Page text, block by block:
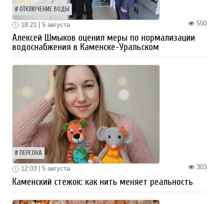
ОТКЛЮЧЕНИЕ ВОДЫ
550
18:21 | 5 августа
Алексей Шмыков оценил меры по нормализации
водоснабжения в Каменске-Уральском
ПЕРСОНА
303
12:03 | 5 августа
Каменский стежок: как нить меняет реальность